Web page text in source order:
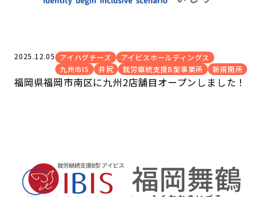
2025.12.05 アイハグチーズ
アイビスホールディングス
九州IBIS
井尻 就労継続支援B型事業所 新規開所
福岡県福岡市南区に九州2店舗目オープンしました！